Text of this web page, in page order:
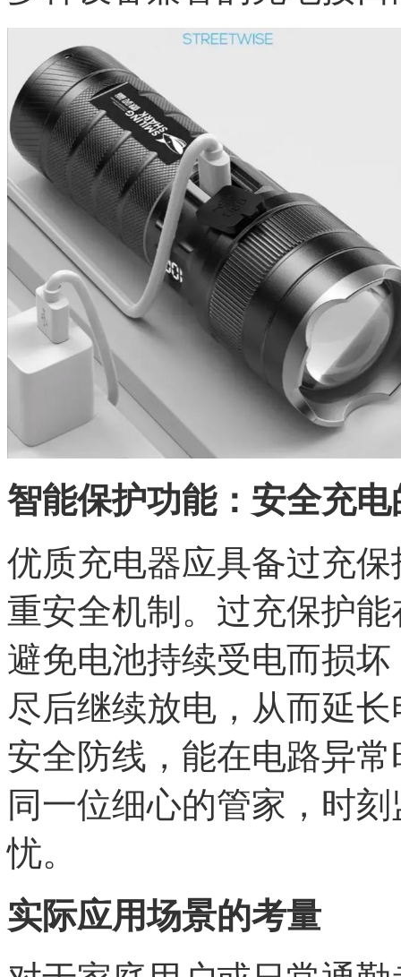
智能保护功能：安全充
优质充电器应具备过充
重安全机制。过充保护
避免电池持续受电而损
尽后继续放电，从而延
安全防线，能在电路异
同一位细心的管家，时
忧。
实际应用场景的考量